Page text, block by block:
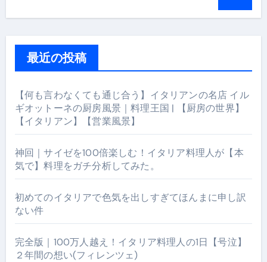
最近の投稿
【何も言わなくても通じ合う】イタリアンの名店 イル
ギオットーネの厨房風景｜料理王国 | 【厨房の世界】
【イタリアン】【営業風景】
神回｜サイゼを100倍楽しむ！イタリア料理人が【本
気で】料理をガチ分析してみた。
初めてのイタリアで色気を出しすぎてほんまに申し訳
ない件
完全版｜100万人越え！イタリア料理人の1日【号泣】
２年間の想い(フィレンツェ)